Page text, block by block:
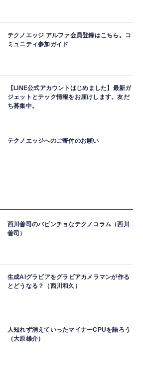
テクノエッジ アルファ会員登録はこちら。コ
ミュニティ参加ガイド
【LINE公式アカウントはじめました】最新ガ
ジェットとテック情報をお届けします。友だ
ち募集中。
テクノエッジへのご寄付のお願い
西川善司のバビンチョなテクノコラム（西川
善司）
生成AIグラビアをグラビアカメラマンが作る
とどうなる？（西川和久）
人知れず消えていったマイナーCPUを語ろう
（大原雄介）